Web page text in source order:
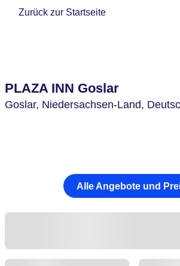
Zurück zur Startseite
PLAZA INN Goslar
Goslar, Niedersachsen-Land,
Alle Angebote und